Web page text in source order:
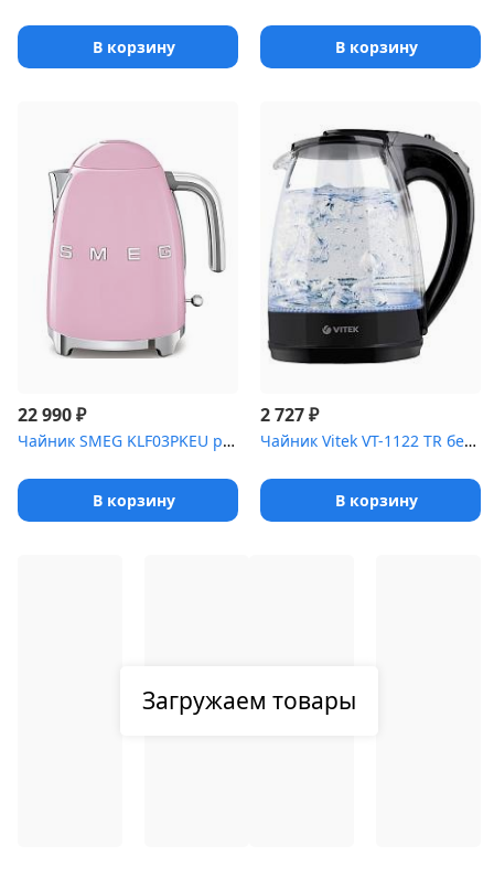
В корзину В корзину
22 990₽
Чайник SMEG KLF03PKEU розовый
В корзину
2 727₽
Чайник Vitek VT-1122 TR бесцветное стекло (стекло, 1,7 л, 2200 Вт...
В корзину
Загружаем товары